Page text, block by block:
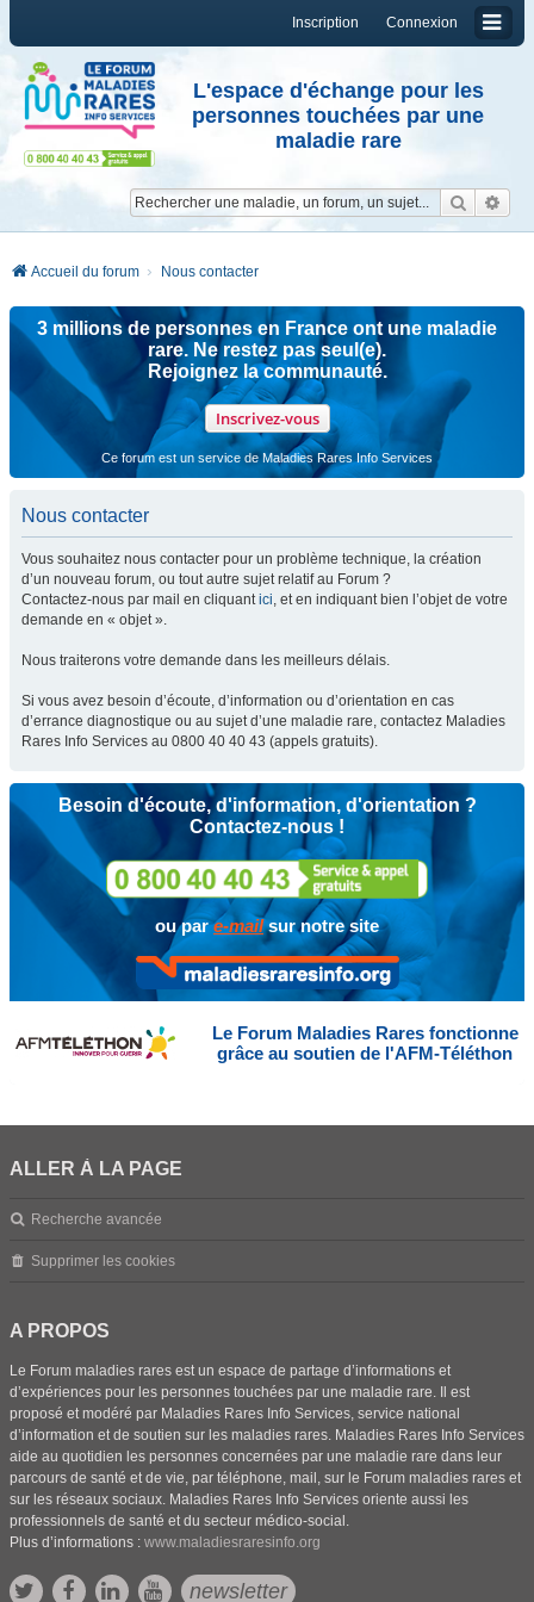
Connexion
Inscription
L'espace d'échange pour les
personnes touchées par une
maladie rare
Accueil du forum Nous contacter
3 millions de personnes en France ont une maladie
rare. Ne restez pas seul(e).
Rejoignez la communauté.
Inscrivez-vous
Ce forum est un service de Maladies Rares Info Services
Nous contacter
Vous souhaitez nous contacter pour un problème technique, la création
d’un nouveau forum, ou tout autre sujet relatif au Forum ?
Contactez-nous par mail en cliquantici, et en indiquant bien l’objet de votre
demande en « objet ».
Nous traiterons votre demande dans les meilleurs délais.
Si vous avez besoin d’écoute, d’information ou d’orientation en cas
d’errance diagnostique ou au sujet d’une maladie rare, contactez Maladies
Rares Info Services au 0800 40 40 43 (appels gratuits).
Besoin d'écoute, d'information, d'orientation ?
Contactez-nous !
ou pare-mailsur notre site
Le Forum Maladies Rares fonctionne
grâce au soutien de l'AFM-Téléthon
ALLER À LA PAGE
Recherche avancée
Supprimer les cookies
A PROPOS
Le Forum maladies rares est un espace de partage d’informations et
d’expériences pour les personnes touchées par une maladie rare. Il est
proposé et modéré par Maladies Rares Info Services, service national
d’information et de soutien sur les maladies rares. Maladies Rares Info Services
aide au quotidien les personnes concernées par une maladie rare dans leur
parcours de santé et de vie, par téléphone, mail, sur le Forum maladies rares et
sur les réseaux sociaux. Maladies Rares Info Services oriente aussi les
professionnels de santé et du secteur médico-social.
Plus d’informations : www.maladiesraresinfo.org
newsletter